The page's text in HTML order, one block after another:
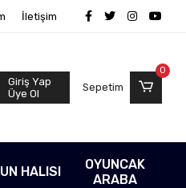
İletişim
Giriş Yap
Üye Ol
Sepetim
0
HALISI
OYUNCAK
ARABA